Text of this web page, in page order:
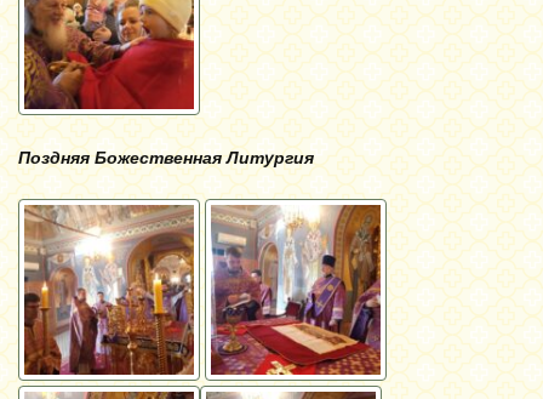
Поздняя Божественная Литургия